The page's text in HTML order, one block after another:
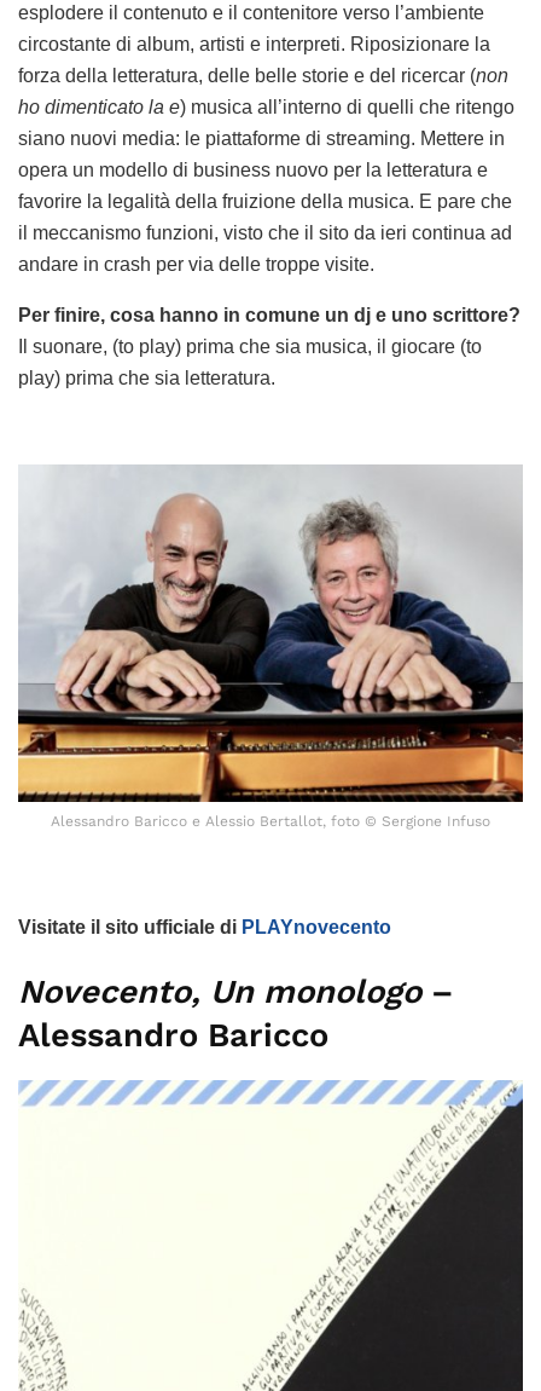
esplodere il contenuto e il contenitore verso l’ambiente
circostante di album, artisti e interpreti. Riposizionare la
forza della letteratura, delle belle storie e del ricercar (non
ho dimenticato la e) musica all’interno di quelli che ritengo
siano nuovi media: le piattaforme di streaming. Mettere in
opera un modello di business nuovo per la letteratura e
favorire la legalità della fruizione della musica. E pare che
il meccanismo funzioni, visto che il sito da ieri continua ad
andare in crash per via delle troppe visite.
Per finire, cosa hanno in comune un dj e uno scrittore?
Il suonare, (to play) prima che sia musica, il giocare (to
play) prima che sia letteratura.
Alessandro Baricco e Alessio Bertallot, foto © Sergione Infuso
Visitate il sito ufficiale di PLAYnovecento
Novecento, Un monologo–
Alessandro Baricco